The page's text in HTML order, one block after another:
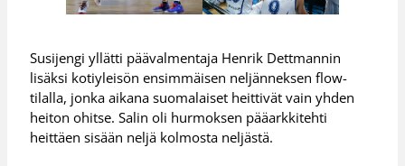
Susijengi yllätti päävalmentaja Henrik Dettmannin
lisäksi kotiyleisön ensimmäisen neljänneksen flow-
tilalla, jonka aikana suomalaiset heittivät vain yhden
heiton ohitse. Salin oli hurmoksen pääarkkitehti
heittäen sisään neljä kolmosta neljästä.